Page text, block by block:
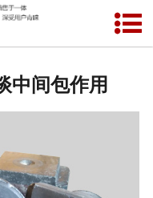
网站首页
定径水口
中间包作用